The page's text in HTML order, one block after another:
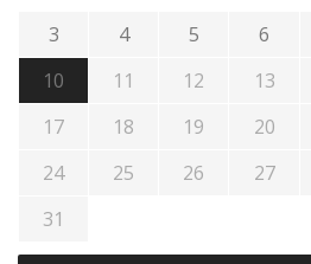
3
4 5 6
10
11 12 13
17
18 19 20
24
25 26 27
31